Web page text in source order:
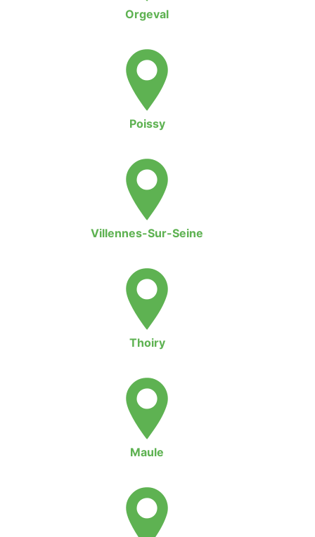
Orgeval
Poissy
Villennes-Sur-Seine
Thoiry
Maule